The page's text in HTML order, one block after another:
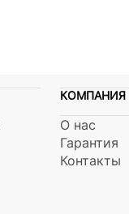
КОМПАНИЯ
О нас
Гарантия
Контакты